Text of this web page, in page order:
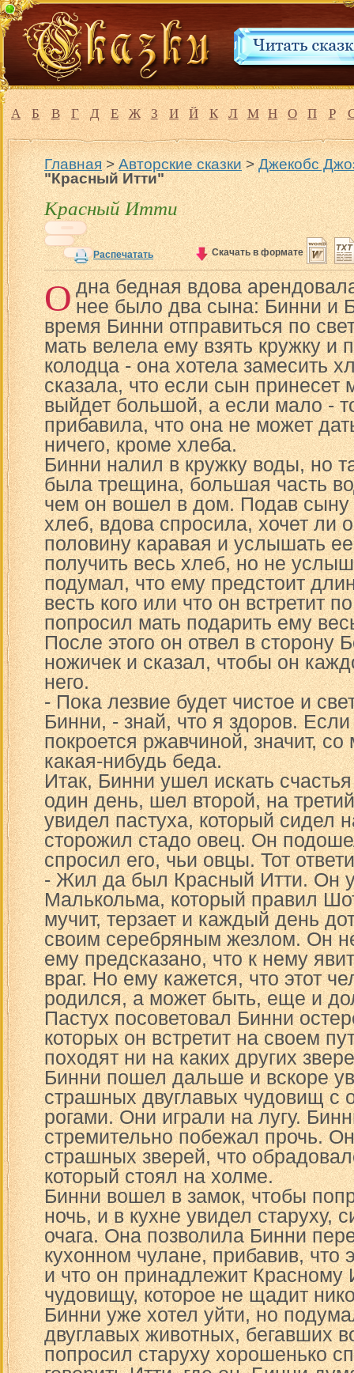
А Б В Г Д Е Ж З И Й К Л М Н О П Р
Главная>Авторские сказки>Джекобс
"Красный Итти"
Красный Итти
Распечатать Скачать в формате
Одна бедная вдова
нее было два сына: Бинни и
время Бинни отправиться по
мать велела ему взять кружку и
колодца - она хотела замесить
сказала, что если сын принесет
выйдет большой, а если мало -
прибавила, что она не может
ничего, кроме хлеба.
Бинни налил в кружку воды, но
была трещина, большая часть
чем он вошел в дом. Подав сыну
хлеб, вдова спросила, хочет ли
половину каравая и услышать
получить весь хлеб, но не
подумал, что ему предстоит
весть кого или что он встретит
попросил мать подарить ему
После этого он отвел в сторону
ножичек и сказал, чтобы он
него.
- Пока лезвие будет чистое и
Бинни, - знай, что я здоров.
покроется ржавчиной, значит,
какая-нибудь беда.
Итак, Бинни ушел искать
один день, шел второй, на
увидел пастуха, который сидел
сторожил стадо овец. Он
спросил его, чьи овцы. Тот
- Жил да был Красный Итти. Он
Малькольма, который правил
мучит, терзает и каждый день
своим серебряным жезлом. Он
ему предсказано, что к нему
враг. Но ему кажется, что этот
родился, а может быть, еще и
Пастух посоветовал Бинни
которых он встретит на своем
походят ни на каких других
Бинни пошел дальше и вскоре
страшных двуглавых чудовищ с
рогами. Они играли на лугу.
стремительно побежал прочь.
страшных зверей, что
который стоял на холме.
Бинни вошел в замок, чтобы
ночь, и в кухне увидел старуху,
очага. Она позволила Бинни
кухонном чулане, прибавив, что
и что он принадлежит Красному
чудовищу, которое не щадит
Бинни уже хотел уйти, но
двуглавых животных, бегавших
попросил старуху хорошенько